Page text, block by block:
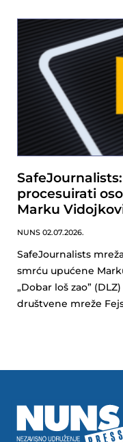
procesuirati
Marku
NUNS 02.07.2026.
SafeJournalists
smrću upućene
„Dobar loš zao”
društvene mreže